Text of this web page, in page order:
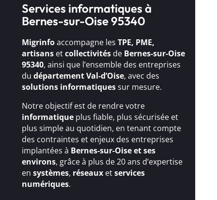
Services informatiques à
Bernes-sur-Oise 95340
Migrinfoaccompagne les TPE, PME,
artisansetcollectivitésde Bernes-sur-Oise
95340, ainsi que l’ensemble des entreprises
du département Val-d’Oise, avec des
solutions informatiquessur mesure.
Notre objectif est de rendre votre
informatiqueplus fiable, plus sécurisée et
plus simple au quotidien, en tenant compte
des contraintes et enjeux des entreprises
implantées à Bernes-sur-Oise et ses
environs, grâce à plus de 20 ans d’expertise
en systèmes, réseauxetservices
numériques.